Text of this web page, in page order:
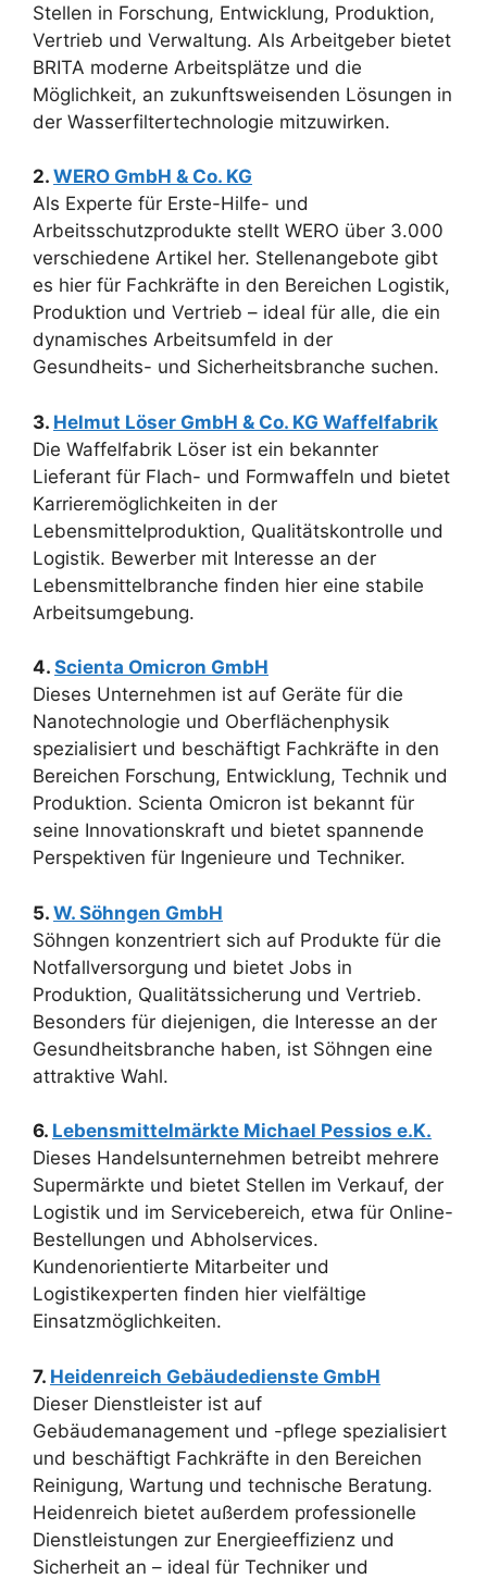
Stellen in Forschung, Entwicklung, Produktion,
Vertrieb und Verwaltung. Als Arbeitgeber bietet
BRITA moderne Arbeitsplätze und die
Möglichkeit, an zukunftsweisenden Lösungen in
der Wasserfiltertechnologie mitzuwirken.
2. WERO GmbH & Co. KG
Als Experte für Erste-Hilfe- und
Arbeitsschutzprodukte stellt WERO über 3.000
verschiedene Artikel her. Stellenangebote gibt
es hier für Fachkräfte in den Bereichen Logistik,
Produktion und Vertrieb – ideal für alle, die ein
dynamisches Arbeitsumfeld in der
Gesundheits- und Sicherheitsbranche suchen.
3. Helmut Löser GmbH & Co. KG Waffelfabrik
Die Waffelfabrik Löser ist ein bekannter
Lieferant für Flach- und Formwaffeln und bietet
Karrieremöglichkeiten in der
Lebensmittelproduktion, Qualitätskontrolle und
Logistik. Bewerber mit Interesse an der
Lebensmittelbranche finden hier eine stabile
Arbeitsumgebung.
4. Scienta Omicron GmbH
Dieses Unternehmen ist auf Geräte für die
Nanotechnologie und Oberflächenphysik
spezialisiert und beschäftigt Fachkräfte in den
Bereichen Forschung, Entwicklung, Technik und
Produktion. Scienta Omicron ist bekannt für
seine Innovationskraft und bietet spannende
Perspektiven für Ingenieure und Techniker.
5. W. Söhngen GmbH
Söhngen konzentriert sich auf Produkte für die
Notfallversorgung und bietet Jobs in
Produktion, Qualitätssicherung und Vertrieb.
Besonders für diejenigen, die Interesse an der
Gesundheitsbranche haben, ist Söhngen eine
attraktive Wahl.
6. Lebensmittelmärkte Michael Pessios e.K.
Dieses Handelsunternehmen betreibt mehrere
Supermärkte und bietet Stellen im Verkauf, der
Logistik und im Servicebereich, etwa für Online-
Bestellungen und Abholservices.
Kundenorientierte Mitarbeiter und
Logistikexperten finden hier vielfältige
Einsatzmöglichkeiten.
7. Heidenreich Gebäudedienste GmbH
Dieser Dienstleister ist auf
Gebäudemanagement und -pflege spezialisiert
und beschäftigt Fachkräfte in den Bereichen
Reinigung, Wartung und technische Beratung.
Heidenreich bietet außerdem professionelle
Dienstleistungen zur Energieeffizienz und
Sicherheit an – ideal für Techniker und